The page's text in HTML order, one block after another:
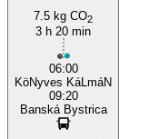
7.5 kg CO2
3 h 20 min
06:00
KöNyves KáLmáN
09:20
Banská Bystrica